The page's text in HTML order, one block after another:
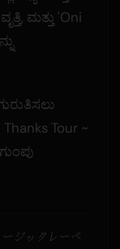
ಮತ್ತು 'Oni
Tour ~
ジックレーベ